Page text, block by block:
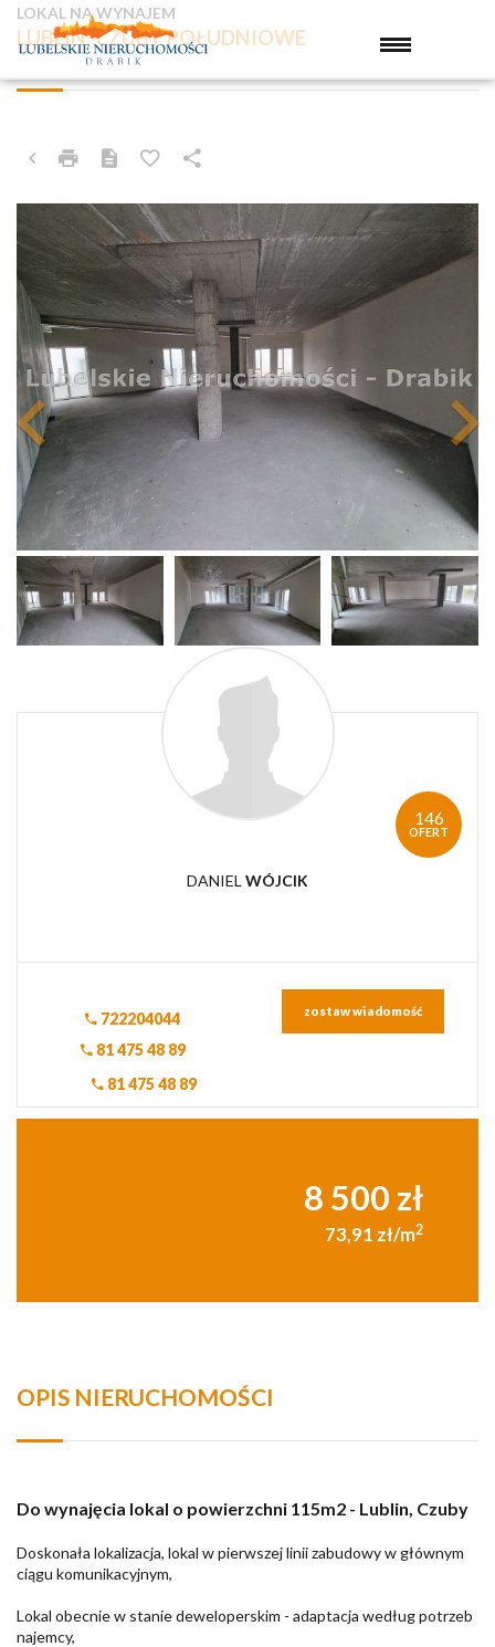
LUBLIN, CZUBY POŁUDNIOWE
LOKAL NA WYNAJEM
146
OFERT
DANIELWÓJCIK
722204044
81 475 48 89
81 475 48 89
zostaw wiadomość
8 500 zł
73,91 zł/m2
OPIS NIERUCHOMOŚCI
Do wynajęcia lokal o powierzchni 115m2 - Lublin, Czuby
Doskonała lokalizacja, lokal w pierwszej linii zabudowy w głównym
ciągu komunikacyjnym,
Lokal obecnie w stanie deweloperskim - adaptacja według potrzeb
najemcy,